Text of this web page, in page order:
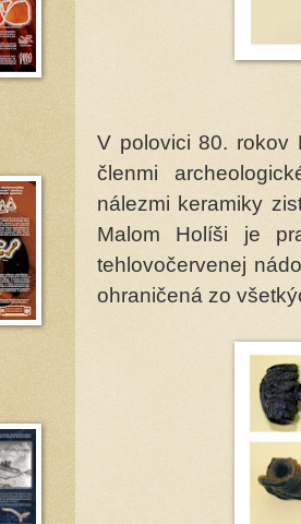
V polovici 80. rokov
členmi
nálezmi keramiky
Malom Holíši je
tehlovočervenej
ohraničená zo